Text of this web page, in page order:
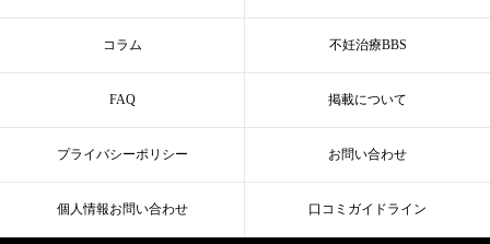
コラム 不妊治療BBS
FAQ 掲載について
プライバシーポリシー お問い合わせ
個人情報お問い合わせ 口コミガイドライン